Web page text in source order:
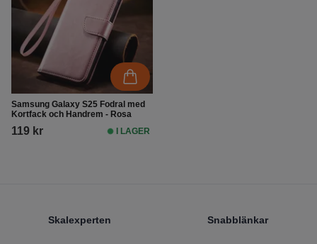
Samsung Galaxy S25 Fodral med
Kortfack och Handrem - Rosa
119 kr I LAGER
Skalexperten Snabblänkar